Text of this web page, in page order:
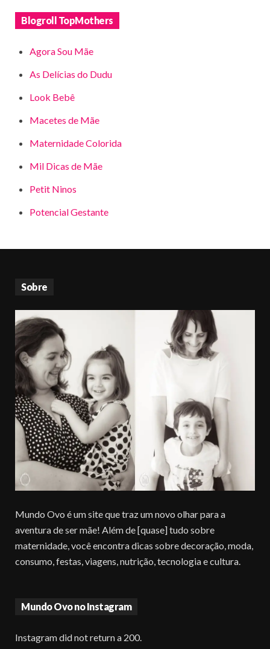
Blogroll TopMothers
Agora Sou Mãe
As Delícias do Dudu
Look Bebê
Macetes de Mãe
Maternidade Colorida
Mil Dicas de Mãe
Petit Ninos
Potencial Gestante
Sobre
Mundo Ovo é um site que traz um novo olhar para a
aventura de ser mãe! Além de [quase] tudo sobre
maternidade, você encontra dicas sobre decoração, moda,
consumo, festas, viagens, nutrição, tecnologia e cultura.
Mundo Ovo no Instagram
Instagram did not return a 200.